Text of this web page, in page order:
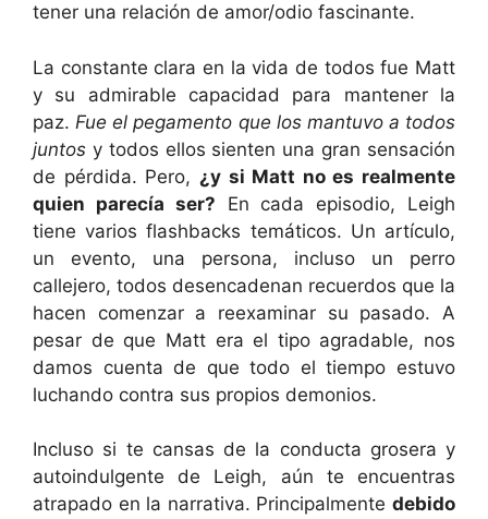
tener una relación de amor/odio fascinante.
La constante clara en la vida de todos fue Matt
y su admirable capacidad para mantener la
paz. Fue el pegamento que los mantuvo a todos
juntos y todos ellos sienten una gran sensación
de pérdida. Pero, ¿y si Matt no es realmente
quien parecía ser? En cada episodio, Leigh
tiene varios flashbacks temáticos. Un artículo,
un evento, una persona, incluso un perro
callejero, todos desencadenan recuerdos que la
hacen comenzar a reexaminar su pasado. A
pesar de que Matt era el tipo agradable, nos
damos cuenta de que todo el tiempo estuvo
luchando contra sus propios demonios.
Incluso si te cansas de la conducta grosera y
autoindulgente de Leigh, aún te encuentras
atrapado en la narrativa. Principalmente debido